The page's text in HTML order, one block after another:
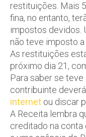
restituições. Mais
fina, no entanto,
impostos devidos.
não teve imposto
As restituições
próximo dia 21,
Para saber se
contribuinte
internet ou discar
A Receita lembra
creditado na